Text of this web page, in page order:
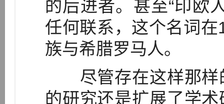
的后进者。甚至“印欧
任何联系，这个名词
族与希腊罗马人。
尽管存在这样那样
的研究还是扩展了学